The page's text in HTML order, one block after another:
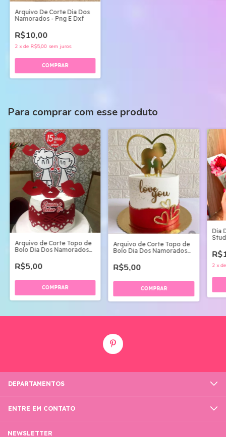
Arquivo De Corte Dia Dos
Namorados - Png E Dxf
R$10,00
2 xde R$5,00 sem juros
Para comprar com esse produto
Arquivo de Corte Topo de
Bolo Dia Dos Namorados
R$5,00
Arquivo de Corte Topo de
Bolo Dia Dos Namorados
R$5,00
Dia
2 x
DEPARTAMENTOS
ENTRE EM CONTATO
NEWSLETTER